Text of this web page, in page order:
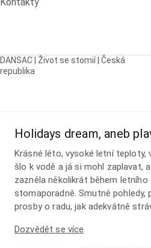
DANSAC | Život se stomií | Česká
republika
Články
Holidays dream, aneb
Krásné léto, vysoké letní teploty,
šlo k vodě a já si mohl zaplavat,
zazněla několikrát během letního
stomaporadně. Smutné
prosby o radu, jak adekvátně
Dozvědět se více